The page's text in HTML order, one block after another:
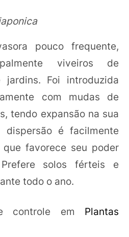
pouco frequente,
viveiros de
jardins. Foi introduzida
com mudas de
tendo expansão na sua
dispersão é facilmente
favorece seu poder
solos férteis e
todo o ano.
controle em Plantas